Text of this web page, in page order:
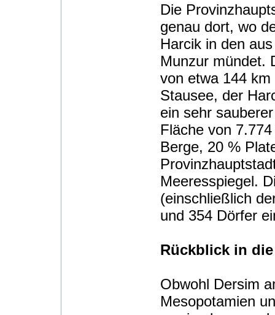
Die
genau dort, wo
Harcik in den
Munzur mündet.
von etwa 144
Stausee, der
ein sehr
Fläche von
Berge, 20 %
Meeresspiegel.
(einschließlich
und 354 Dörfer
Rückblick in
Obwohl Dersim
Mesopotamien